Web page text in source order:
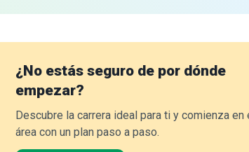
¿No estás seguro de por dónde
empezar?
Descubre la carrera ideal para ti y comienza en
área con un plan paso a paso.